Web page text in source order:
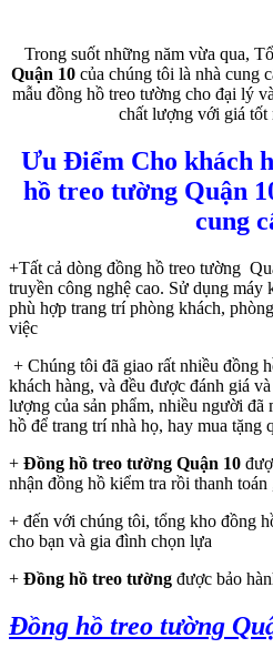
Trong suốt những năm vừa qua,
Quận 10của chúng tôi là nhà cung
mẫu đồng hồ treo tường cho đại lý
chất lượng với giá tốt
Ưu Điểm Cho khách
hồ treo tường Quận
cung
+Tất cả dòng đồng hồ treo tường
truyền công nghệ cao. Sử dụng
phù hợp trang trí phòng khách,
việc
+ Chúng tôi đã giao rất nhiều đồng
khách hàng, và đều được đánh giá
lượng của sản phẩm, nhiều người đã
hồ để trang trí nhà họ, hay mua tặng
+ Đồng hồ treo tường Quận 10
nhận đồng hồ kiểm tra rồi thanh toán
+ đến với chúng tôi, tổng kho đồng
cho bạn và gia đình chọn lựa
+ Đồng hồ treo tường được bảo
Đồng hồ treo tường